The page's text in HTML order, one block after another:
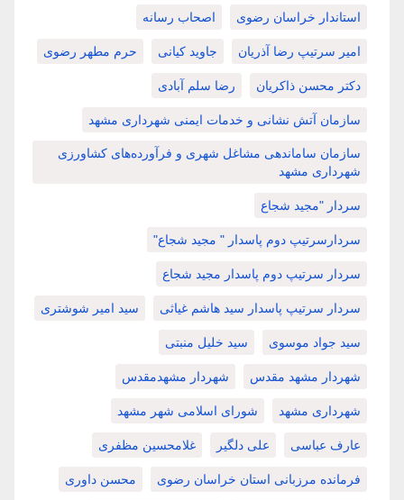
استاندار خراسان رضوی اصحاب رسانه
امیر سرتیپ رضا آذریان جاوید کیانی حرم مطهر رضوی
دکتر محسن ذاکریان رضا سلم آبادی
سازمان آتش نشانی و خدمات ایمنی شهرداری مشهد
سازمان ساماندهی مشاغل شهری و فرآورده‌های کشاورزی
شهرداری مشهد
سردار "مجید شجاع
سردارسرتیپ دوم پاسدار " مجید شجاع"
سردار سرتیپ دوم پاسدار مجید شجاع
سردار سرتیپ پاسدار سید هاشم غیاثی سید امیر شوشتری
سید جواد موسوی سید خلیل منبتی
شهردار مشهد مقدس شهردار مشهدمقدس
شهرداری مشهد شورای اسلامی شهر مشهد
عارف عباسی علی دلگیر غلامحسین مظفری
فرمانده مرزبانی استان خراسان رضوی محسن داوری